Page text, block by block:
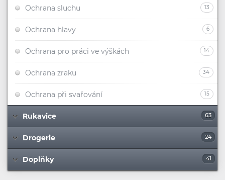
Ochrana sluchu 13
Ochrana hlavy 6
Ochrana pro práci ve výškách 14
Ochrana zraku 34
Ochrana při svařování 15
Rukavice 63
Drogerie 24
Doplňky 41